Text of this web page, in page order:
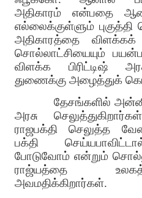
அதிகாரம் என்பதை
எல்லைக்குள்ளும்
அதிகாரத்தை
சொல்லாட்சியையும்
விளக்க பிரிட்டிஷ்
துணைக்கு அழைத்துக்
தேசங்களில்
அரசு
ராஜபக்தி செலுத்த
பக்தி
போடுவோம் என்றும்
ராஜ்யத்தை
அவமதிக்கிறார்கள்.